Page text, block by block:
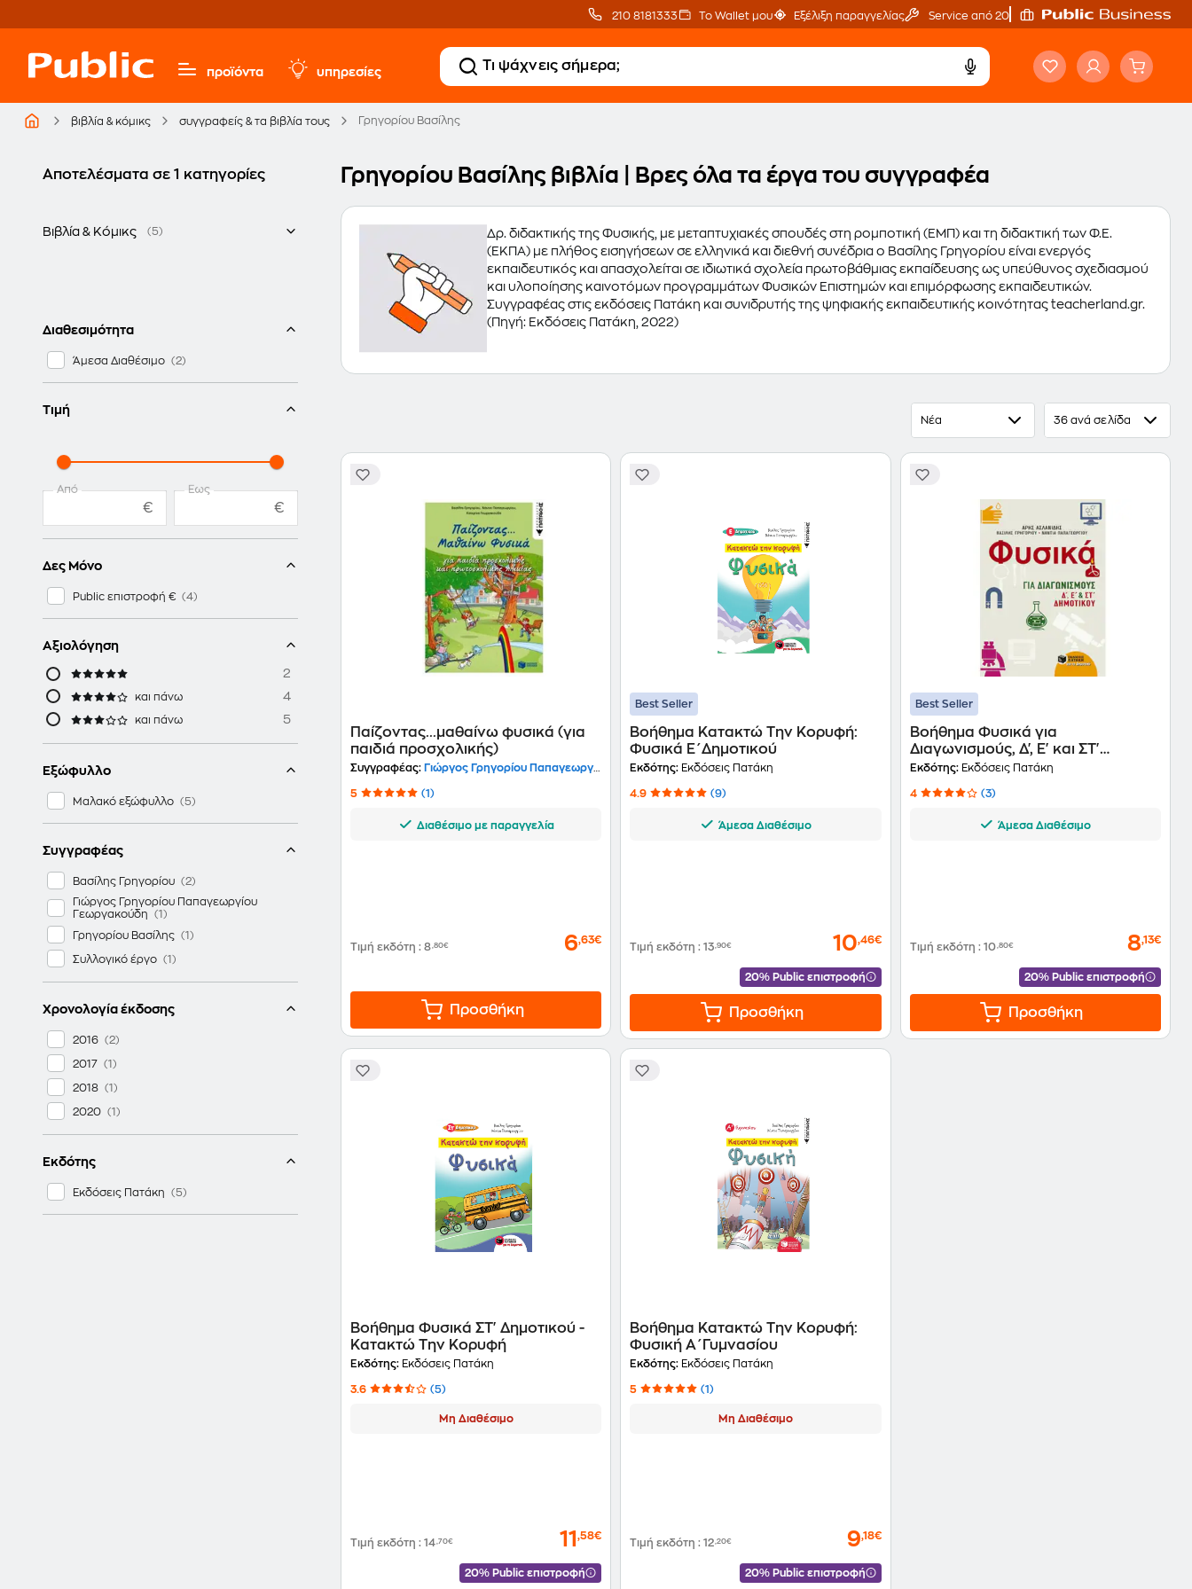
210 8181333 Το Wallet μου Εξέλιξη παραγγελίας Service από 20'
προϊόντα υπηρεσίες
βιβλία & κόμικς συγγραφείς & τα βιβλία τους Γρηγορίου Βασίλης
Αποτελέσματα σε 1 κατηγορίες
Βιβλία & Κόμικς (5)
Διαθεσιμότητα
Άμεσα Διαθέσιμο
Τιμή
Από
€
Έως
€
Δες Μόνο
Public επιστροφή €
Αξιολόγηση
2
και πάνω 4
και πάνω 5
Εξώφυλλο
Μαλακό εξώφυλλο
Συγγραφέας
Βασίλης Γρηγορίου
Γιώργος Γρηγορίου Παπαγεωργίου
Γεωργακούδη
Γρηγορίου Βασίλης
Συλλογικό έργο
Χρονολογία έκδοσης
2016
2017
2018
2020
Εκδότης
Εκδόσεις Πατάκη
Γρηγορίου Βασίλης βιβλία | Βρες όλα τα έργα του συγγραφέα
Δρ. διδακτικής της Φυσικής, με μεταπτυχιακές σπουδές στη ρομποτική (ΕΜΠ) και τη διδακτική των Φ.Ε.
(ΕΚΠΑ) με πλήθος εισηγήσεων σε ελληνικά και διεθνή συνέδρια ο Βασίλης Γρηγορίου είναι ενεργός
εκπαιδευτικός και απασχολείται σε ιδιωτικά σχολεία πρωτοβάθμιας εκπαίδευσης ως υπεύθυνος σχεδιασμού
και υλοποίησης καινοτόμων προγραμμάτων Φυσικών Επιστημών και επιμόρφωσης εκπαιδευτικών.
Συγγραφέας στις εκδόσεις Πατάκη και συνιδρυτής της ψηφιακής εκπαιδευτικής κοινότητας teacherland.gr.
(Πηγή: Εκδόσεις Πατάκη, 2022)
Νέα 36 ανά σελίδα
Παίζοντας...μαθαίνω φυσικά (για
παιδιά προσχολικής)
Συγγραφέας: Γιώργος Γρηγορίου Παπαγεωργίου Γεωργακούδη
5 (1)
Διαθέσιμο με παραγγελία
Τιμή εκδότη : 8,80€ 6,63€
Προσθήκη
Best Seller
Βοήθημα Κατακτώ Την Κορυφή:
Φυσικά Ε΄Δημοτικού
Εκδότης: Εκδόσεις Πατάκη
4.9 (9)
Άμεσα Διαθέσιμο
Τιμή εκδότη:13,90€ 10,46€
20% Public επιστροφή
Προσθήκη
Best Seller
Βοήθημα Φυσικά για
Διαγωνισμούς, Δ', Ε' και ΣΤ'
Δημοτικού
Εκδότης:Εκδόσεις Πατάκη
4 (3)
Άμεσα Διαθέσιμο
Τιμή εκδότη : 10,80€ 8,13€
20% Public επιστροφή
Προσθήκη
Βοήθημα Φυσικά ΣΤ' Δημοτικού -
Κατακτώ Την Κορυφή
Εκδότης: Εκδόσεις Πατάκη
3.6 (5)
Μη Διαθέσιμο
Τιμή εκδότη : 14,70€ 11,58€
20% Public επιστροφή
Βοήθημα Κατακτώ Την Κορυφή:
Φυσική Α΄Γυμνασίου
Εκδότης: Εκδόσεις Πατάκη
5 (1)
Μη Διαθέσιμο
Τιμή εκδότη:12,20€ 9,18€
20% Public επιστροφή